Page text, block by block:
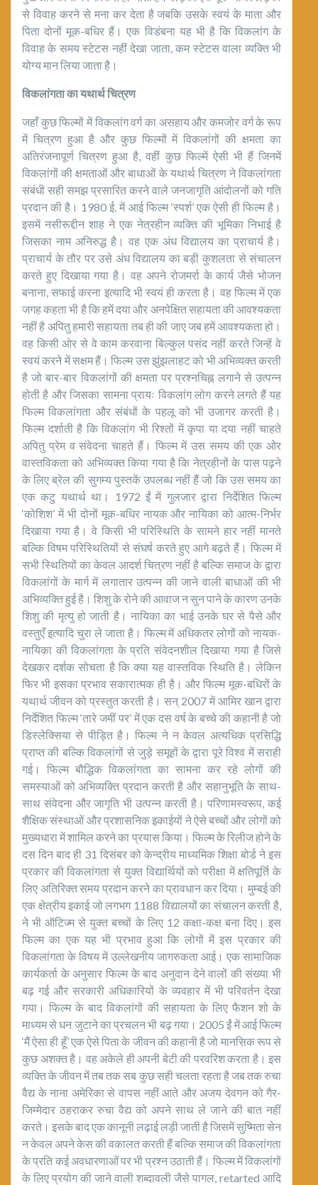
से विवाह करने से मना कर देता है जबकि उसके स्वयं के माता और
पिता दोनों मूक-बधिर हैं। एक विडंबना यह भी है कि विकलांग के
विवाह के समय स्टेटस नहीं देखा जाता, कम स्टेटस वाला व्यक्ति भी
योग्य मान लिया जाता है।
विकलांगता का यथार्थ चित्रण
जहाँ कुछ फिल्मों में विकलांग वर्ग का असहाय और कमजोर वर्ग के रूप
में चित्रण हुआ है और कुछ फिल्मों में विकलांगों की क्षमता का
अतिरंजनापूर्ण चित्रण हुआ है, वहीं कुछ फिल्में ऐसी भी हैं जिनमें
विकलांगों की क्षमताओं और बाधाओं के यथार्थ चित्रण ने विकलांगता
संबंधी सही समझ प्रसारित करने वाले जनजागृति आंदोलनों को गति
प्रदान की है। 1980 ई. में आई फिल्म ‘स्पर्श’ एक ऐसी ही फिल्म है।
इसमें नसीरूद्दीन शाह ने एक नेत्रहीन व्यक्ति की भूमिका निभाई है
जिसका नाम अनिरुद्ध है। वह एक अंध विद्यालय का प्राचार्य है।
प्राचार्य के तौर पर उसे अंध विद्यालय का बड़ी कुशलता से संचालन
करते हुए दिखाया गया है। वह अपने रोजमर्रा के कार्य जैसे भोजन
बनाना, सफाई करना इत्यादि भी स्वयं ही करता है। वह फिल्म में एक
जगह कहता भी है कि हमें दया और अनपेक्षित सहायता की आवश्यकता
नहीं है अपितु हमारी सहायता तब ही की जाए जब हमें आवश्यकता हो।
वह किसी ओर से वे काम करवाना बिल्कुल पसंद नहीं करते जिन्हें वे
स्वयं करने में सक्षम हैं। फिल्म उस झुंझलाहट को भी अभिव्यक्त करती
है जो बार-बार विकलांगों की क्षमता पर प्रश्नचिह्न लगाने से उत्पन्न
होती है और जिसका सामना प्रायः विकलांग लोग करने लगते हैं यह
फिल्म विकलांगता और संबंधों के पहलू को भी उजागर करती है।
फिल्म दर्शाती है कि विकलांग भी रिश्तों में कृपा या दया नहीं चाहते
अपितु प्रेम व संवेदना चाहते हैं। फिल्म में उस समय की एक ओर
वास्तविकता को अभिव्यक्त किया गया है कि नेत्रहीनों के पास पढ़ने
के लिए ब्रेल की सुगम्य पुस्तकें उपलब्ध नहीं हैं जो कि उस समय का
एक कटु यथार्थ था। 1972 ईं में गुलजार द्वारा निर्देशित फिल्म
‘कोशिश’ में भी दोनों मूक-बधिर नायक और नायिका को आत्म-निर्भर
दिखाया गया है। वे किसी भी परिस्थिति के सामने हार नहीं मानते
बल्कि विषम परिस्थितियों से संघर्ष करते हुए आगे बढ़ते हैं। फिल्म में
सभी स्थितियों का केवल आदर्श चित्रण नहीं है बल्कि समाज के द्वारा
विकलांगों के मार्ग में लगातार उत्पन्न की जाने वाली बाधाओं की भी
अभिव्यक्ति हुई है। शिशु के रोने की आवाज न सुन पाने के कारण उनके
शिशु की मृत्यु हो जाती है। नायिका का भाई उनके घर से पैसे और
वस्तुएँ इत्यादि चुरा ले जाता है। फिल्म में अधिकतर लोगों को नायक-
नायिका की विकलांगता के प्रति संवेदनशील दिखाया गया है जिसे
देखकर दर्शक सोचता है कि क्या यह वास्तविक स्थिति है। लेकिन
फिर भी इसका प्रभाव सकारात्मक ही है। और फिल्म मूक-बधिरों के
यथार्थ जीवन को प्रस्तुत करती है। सन् 2007 में आमिर खान द्वारा
निर्देशित फिल्म ‘तारे जमीं पर’ में एक दस वर्ष के बच्चे की कहानी है जो
डिस्लेक्सिया से पीड़ित है। फिल्म ने न केवल अत्यधिक प्रसिद्धि
प्राप्त की बल्कि विकलांगों से जुड़े समूहों के द्वारा पूरे विश्व में सराही
गई। फिल्म बौद्धिक विकलांगता का सामना कर रहे लोगों की
समस्याओं को अभिव्यक्ति प्रदान करती है और सहानुभूति के साथ-
साथ संवेदना और जागृति भी उत्पन्न करती है। परिणामस्वरूप, कई
शैक्षिक संस्थाओं और प्रशासनिक इकाईयों ने ऐसे बच्चों और लोगों को
मुख्यधारा में शामिल करने का प्रयास किया। फिल्म के रिलीज होने के
दस दिन बाद ही 31 दिसंबर को केन्द्रीय माध्यमिक शिक्षा बोर्ड ने इस
प्रकार की विकलांगता से युक्त विद्यार्थियों को परीक्षा में क्षतिपूर्ति के
लिए अतिरिक्त समय प्रदान करने का प्रावधान कर दिया। मुम्बई की
एक क्षेत्रीय इकाई जो लगभग 1188 विद्यालयों का संचालन करती है,
ने भी ऑटिज्म से युक्त बच्चों के लिए 12 कक्षा-कक्ष बना दिए। इस
फिल्म का एक यह भी प्रभाव हुआ कि लोगों में इस प्रकार की
विकलांगता के विषय में उल्लेखनीय जागरुकता आई। एक सामाजिक
कार्यकर्ता के अनुसार फिल्म के बाद अनुदान देने वालों की संख्या भी
बढ़ गई और सरकारी अधिकारियों के व्यवहार में भी परिवर्तन देखा
गया। फिल्म के बाद विकलांगों की सहायता के लिए फैशन शो के
माध्यम से धन जुटाने का प्रचलन भी बढ़ गया। 2005 ईं में आई फिल्म
‘मैं ऐसा ही हूँ’ एक ऐसे पिता के जीवन की कहानी है जो मानसिक रूप से
कुछ अशक्त है। वह अकेले ही अपनी बेटी की परवरिश करता है। इस
व्यक्ति के जीवन में तब तक सब कुछ सही चलता रहता है जब तक रुचा
वैद्य के नाना अमेरिका से वापस नहीं आते और अजय देवगन को गैर-
जिम्मेदार ठहराकर रुचा वैद्य को अपने साथ ले जाने की बात नहीं
करते। इसके बाद एक कानूनी लढ़ाई लड़ी जाती है जिसमें सुष्मिता सेन
न केवल अपने केस की वकालत करती हैं बल्कि समाज की विकलांगता
के प्रति कई अवधारणाओं पर भी प्रश्न उठाती हैं। फिल्म में विकलांगों
के लिए प्रयोग की जाने वाली शब्दावली जैसे पागल, retarted आदि